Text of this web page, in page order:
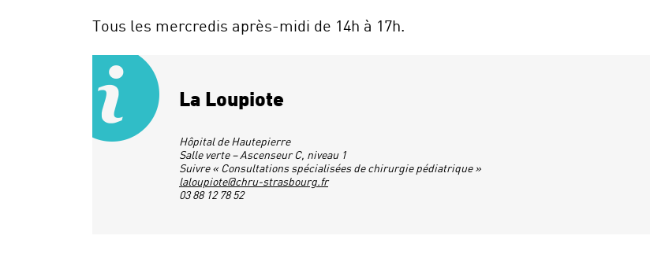
Tous les mercredis après-midi de 14h à 17h.
La Loupiote
Hôpital de Hautepierre
Salle verte – Ascenseur C, niveau 1
Suivre « Consultations spécialisées de chirurgie pédiatrique »
laloupiote@chru-strasbourg.fr
03 88 12 78 52